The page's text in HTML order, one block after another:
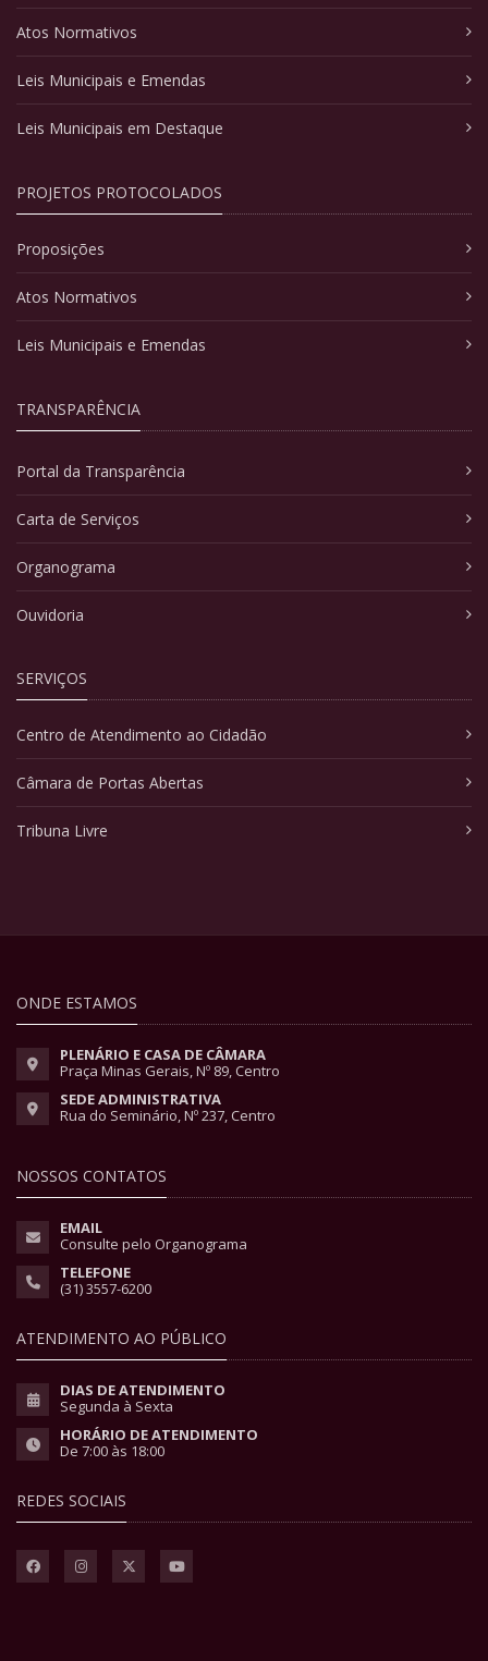
Atos Normativos
Leis Municipais e Emendas
Leis Municipais em Destaque
PROJETOS PROTOCOLADOS
Proposições
Atos Normativos
Leis Municipais e Emendas
TRANSPARÊNCIA
Portal da Transparência
Carta de Serviços
Organograma
Ouvidoria
SERVIÇOS
Centro de Atendimento ao Cidadão
Câmara de Portas Abertas
Tribuna Livre
ONDE ESTAMOS
PLENÁRIO E CASA DE CÂMARA
Praça Minas Gerais, Nº 89, Centro
SEDE ADMINISTRATIVA
Rua do Seminário, Nº 237, Centro
NOSSOS CONTATOS
EMAIL
Consulte pelo Organograma
TELEFONE
(31) 3557-6200
ATENDIMENTO AO PÚBLICO
DIAS DE ATENDIMENTO
Segunda à Sexta
HORÁRIO DE ATENDIMENTO
De 7:00 às 18:00
REDES SOCIAIS